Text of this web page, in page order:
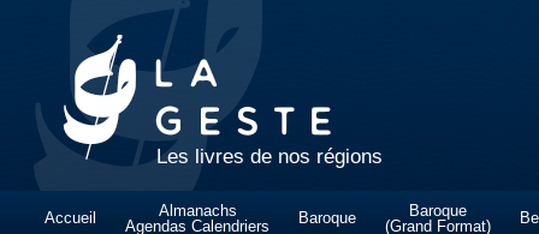
Les livres de nos régions
Accueil
Almanachs
Agendas Calendriers
Baroque
Baroque
(Grand Format)